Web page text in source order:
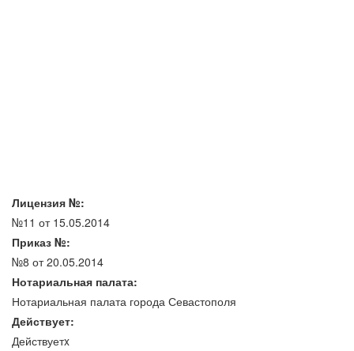
Лицензия №:
№11 от 15.05.2014
Приказ №:
№8 от 20.05.2014
Нотариальная палата:
Нотариальная палата города Севастополя
Действует:
Действуетx